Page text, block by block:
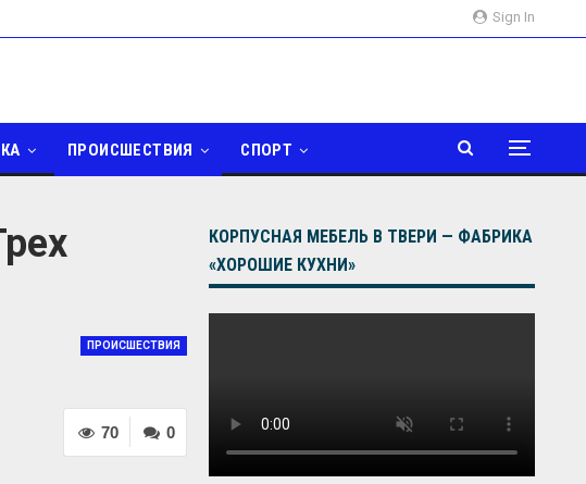
Sign In
ПРОИСШЕСТВИЯ СПОРТ
ПРОИСШЕСТВИЯ
0
70
КОРПУСНАЯ МЕБЕЛЬ В ТВЕРИ — ФАБРИКА
«ХОРОШИЕ КУХНИ»